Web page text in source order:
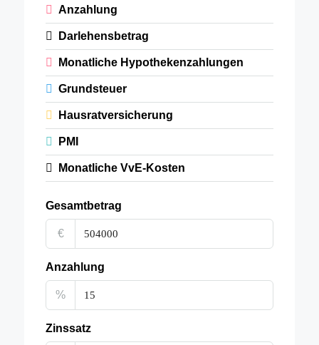
Anzahlung
Darlehensbetrag
Monatliche Hypothekenzahlungen
Grundsteuer
Hausratversicherung
PMI
Monatliche VvE-Kosten
Gesamtbetrag
€
Anzahlung
%
Zinssatz